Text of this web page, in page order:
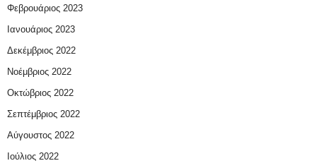
Φεβρουάριος 2023
Ιανουάριος 2023
Δεκέμβριος 2022
Νοέμβριος 2022
Οκτώβριος 2022
Σεπτέμβριος 2022
Αύγουστος 2022
Ιούλιος 2022